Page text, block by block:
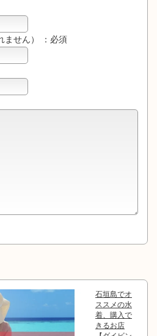
ません） ：必須
石垣島でオ
ススメの水
着、購入で
きるお店